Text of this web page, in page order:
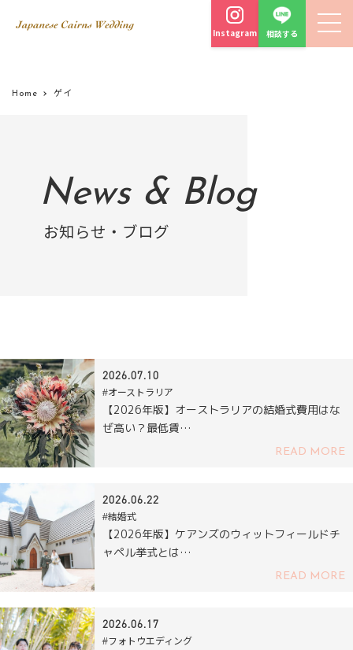
Instagram 相談する
Home ゲイ
News & Blog
お知らせ・ブログ
2026.07.10
#オーストラリア
【2026年版】オーストラリアの結婚式費用はな
ぜ高い？最低賃…
READ MORE
2026.06.22
#結婚式
【2026年版】ケアンズのウィットフィールドチ
ャペル挙式とは…
READ MORE
2026.06.17
#フォトウエディング